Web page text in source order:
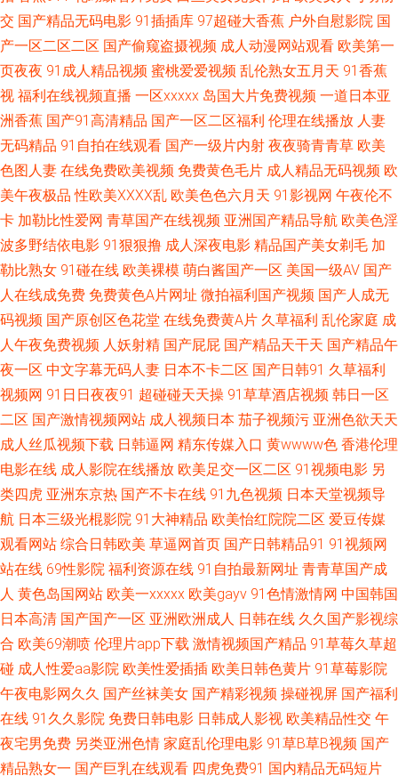
韩国操逼 另类排泄av AV网址无码 四虎影院国产精品 精品导航 97资源超碰
日韩在线精品色色 韩国不卡AV 91福利导航 免费18 久草福利在线观看 av超
碰 日韩三级aa 韩日免费 91福利版 欧美另类天堂 操操干干 四虎密臀av蜜桃
久久精品国产亚州 aV中亚 少妇午夜影院 韩国AA毛片 91磁力 日本A∨网站 韩
国操逼大片 91操机视频 欧美色图1 国产精品免费网站 白丝黄91 无码东京热
专区 久草福利在线视频 97操逼网 日本人操日本人 激情片在線 91深夜福利一
区 日韩伦理在线观看 美女逼视频 豆花影院色 伊人大香啪啪 欧美成人影 东方
成人AV在线 亚洲AV炮图 精品国产网站 91网在线看 五月天福利网 久久AV香
蕉 99福利导航微拍 网址导航免费看片 久草福利资源站 TS赵恩静 午夜秀场一
香蕉网站在线 久久香港大香蕉 操逼福利导航 午夜福利视频1 老湿影院免费
白丝美女后入爆操 91黄色网入口站 日本不卡视频 国产区熟女 91视频专区 日
韩成人综合AⅤ 精品伊人久久伊人 99热婷婷 熟女激情网 精东影业蜜桃91 成
人电影AV 亚州综合色网 免费黄色影视 白丝白虎91中出 亚洲春色综合另类 男
人色网 成人电影青青草 伊人综合影院AV 91视频首页蝌蚪 成人片网址 欧美操
B视频 狠狠日天天 97超碰在线资源 无码欧美另类 女同h片网站 福利视频在
线导航 91电影免费看 日韩福利导航 久久福利合集 超碰97A片 影音先锋91看
片 人人操网 海角社区91人妻 97伊人网 午夜无码 欧美传媒91 岛国偷拍色图
交 国产精品无码电影 91插插库 97超碰大香蕉 户外自慰影院 国
产一区二区二区 国产偷窥盗摄视频 成人动漫网站观看 欧美第一
页夜夜 91成人精品视频 蜜桃爱爱视频 乱伦熟女五月天 91香蕉
视 福利在线视频直播 一区xxxxx 岛国大片免费视频 一道日本亚
洲香蕉 国产91高清精品 国产一区二区福利 伦理在线播放 人妻
无码精品 91自拍在线观看 国产一级片内射 夜夜骑青青草 欧美
色图人妻 在线免费欧美视频 免费黄色毛片 成人精品无码视频 欧
美午夜极品 性欧美ⅩⅩⅩⅩ乱 欧美色色六月天 91影视网 午夜伦不
卡 加勒比性爱网 青草国产在线视频 亚洲国产精品导航 欧美色淫
波多野结依电影 91狠狠撸 成人深夜电影 精品国产美女剃毛 加
勒比熟女 91碰在线 欧美裸模 萌白酱国产一区 美国一级AV 国产
人在线成免费 免费黄色A片网址 微拍福利国产视频 国产人成无
码视频 国产原创区色花堂 在线免费黄A片 久草福利 乱伦家庭 成
人午夜免费视频 人妖射精 国产屁屁 国产精品天干天 国产精品午
夜一区 中文字幕无码人妻 日本不卡二区 国产日韩91 久草福利
视频网 91日日夜夜91 超碰碰天天操 91草草酒店视频 韩日一区
二区 国产激情视频网站 成人视频日本 茄子视频污 亚洲色欲天天
成人丝瓜视频下载 日韩逼网 精东传媒入口 黄wwww色 香港伦理
电影在线 成人影院在线播放 欧美足交一区二区 91视频电影 另
类四虎 亚洲东京热 国产不卡在线 91九色视频 日本天堂视频导
航 日本三级光棍影院 91大神精品 欧美怡红院院二区 爱豆传媒
观看网站 综合日韩欧美 草逼网首页 国产日韩精品91 91视频网
站在线 69性影院 福利资源在线 91自拍最新网址 青青草国产成
人 黄色岛国网站 欧美一xxxxx 欧美gayv 91色情激情网 中国韩国
日本高清 国产国产一区 亚洲欧洲成人 日韩在线 久久国产影视综
合 欧美69潮喷 伦理片app下载 激情视频国产精品 91草莓久草超
碰 成人性爱aa影院 欧美性爱插插 欧美日韩色黄片 91草莓影院
午夜电影网久久 国产丝袜美女 国产精彩视频 操碰视屏 国产福利
在线 91久久影院 免费日韩电影 日韩成人影视 欧美精品性交 午
夜宅男免费 另类亚洲色情 家庭乱伦理电影 91草B草B视频 国产
精品熟女一 国产巨乳在线观看 四虎免费91 国内精品无码短片